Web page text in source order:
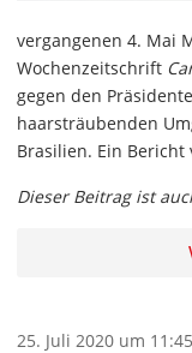
vergangenen 4. Mai
Wochenzeitschrift
gegen den
haarsträubenden
Brasilien. Ein Bericht
Dieser Beitrag ist
25. Juli 2020 um 11:45